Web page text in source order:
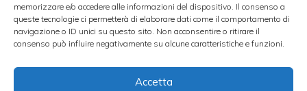
memorizzare e/o accedere alle informazioni del dispositivo. Il consenso a
queste tecnologie ci permetterà di elaborare dati come il comportamento di
navigazione o ID unici su questo sito. Non acconsentire o ritirare il
consenso può influire negativamente su alcune caratteristiche e funzioni.
Accetta
melanzane, i peperoni e le patate nell’olio
continuando a mescolare per circa 10
insieme ai pomodori.